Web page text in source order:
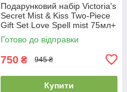
Подарунковий набір Victoria's
Secret Mist & Kiss Two-Piece
Gift Set Love Spell mist 75мл+
lip oil 3.2г
Готово до відправки
750 ₴ 945 ₴
Купити